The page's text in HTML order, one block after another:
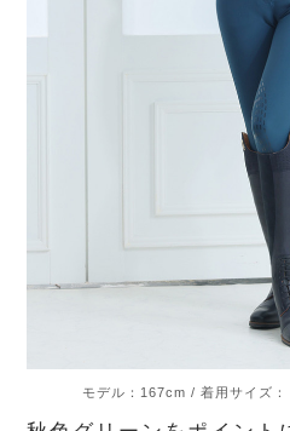
モデル：167cm / 着用サイズ